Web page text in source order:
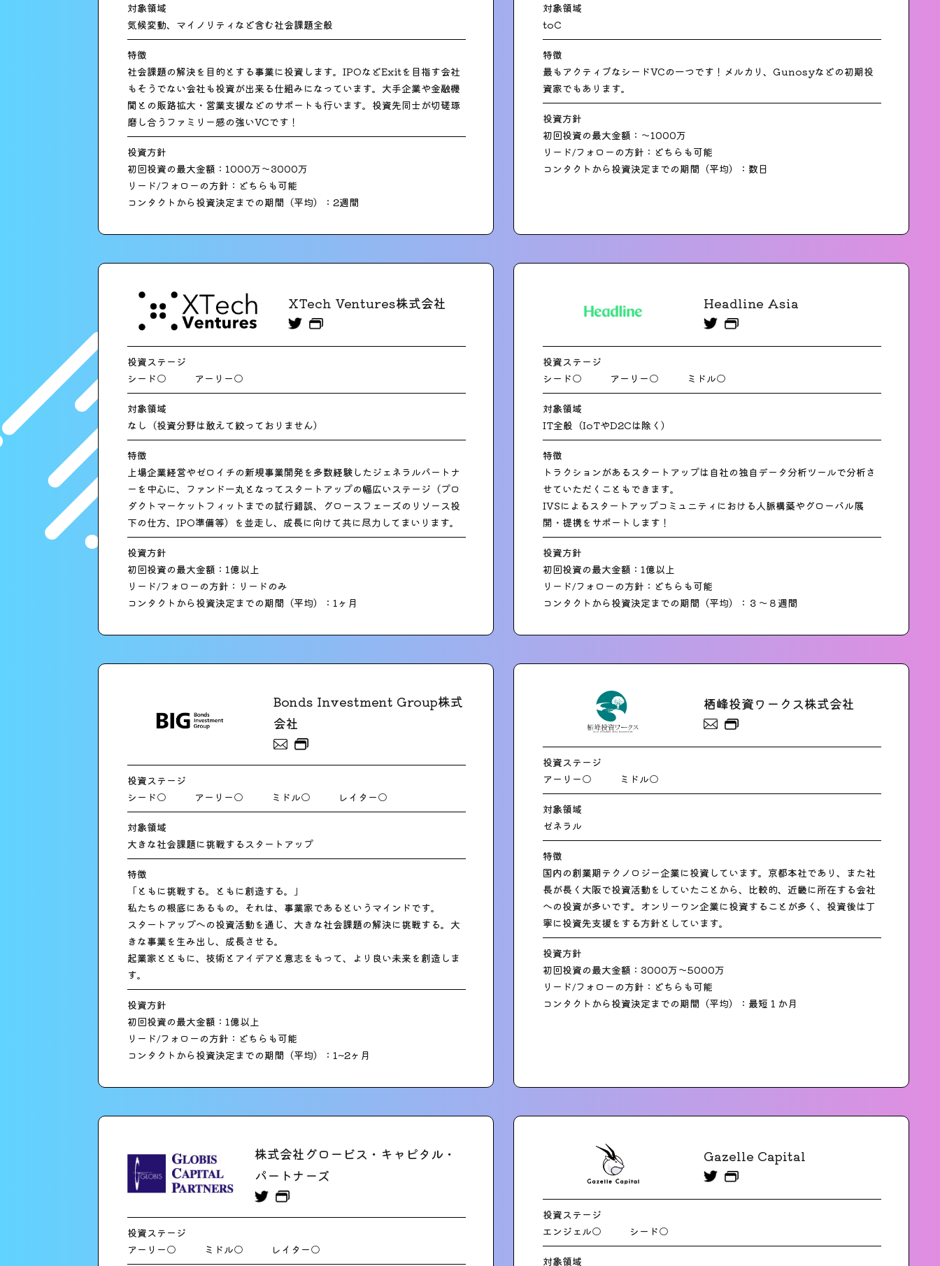
対象領域
気候変動、マイノリティなど含む社会課題全般
特徴
社会課題の解決を目的とする事業に投資します。IPOなどExitを目指す会社
もそうでない会社も投資が出来る仕組みになっています。大手企業や金融機
関との販路拡大・営業支援などのサポートも行います。投資先同士が切磋琢
磨し合うファミリー感の強いVCです！
投資方針
初回投資の最大金額：1000万〜3000万
リード/フォローの方針：どちらも可能
コンタクトから投資決定までの期間（平均）：2週間
対象領域
toC
特徴
最もアクティブなシードVCの一つです！メルカリ、Gunosyなどの初期投
資家でもあります。
投資方針
初回投資の最大金額：〜1000万
リード/フォローの方針：どちらも可能
コンタクトから投資決定までの期間（平均）：数日
XTech Ventures株式会社
投資ステージ
シード○
アーリー○
対象領域
なし（投資分野は敢えて絞っておりません）
特徴
上場企業経営やゼロイチの新規事業開発を多数経験したジェネラルパートナ
ーを中心に、ファンド一丸となってスタートアップの幅広いステージ（プロ
ダクトマーケットフィットまでの試行錯誤、グロースフェーズのリソース投
下の仕方、IPO準備等）を並走し、成長に向けて共に尽力してまいります。
投資方針
初回投資の最大金額：1億以上
リード/フォローの方針：リードのみ
コンタクトから投資決定までの期間（平均）：1ヶ月
Headline Asia
投資ステージ
シード○
アーリー○ ミドル○
対象領域
IT全般（IoTやD2Cは除く）
特徴
トラクションがあるスタートアップは自社の独自データ分析ツールで分析さ
せていただくこともできます。
IVSによるスタートアップコミュニティにおける人脈構築やグローバル展
開・提携をサポートします！
投資方針
初回投資の最大金額：1億以上
リード/フォローの方針：どちらも可能
コンタクトから投資決定までの期間（平均）：３〜８週間
Bonds Investment Group株式
会社
投資ステージ
シード○
アーリー○ ミドル○ レイター○
対象領域
大きな社会課題に挑戦するスタートアップ
特徴
「ともに挑戦する。ともに創造する。」
私たちの根底にあるもの。それは、事業家であるというマインドです。
スタートアップへの投資活動を通じ、大きな社会課題の解決に挑戦する。大
きな事業を生み出し、成長させる。
起業家とともに、技術とアイデアと意志をもって、より良い未来を創造しま
す。
投資方針
初回投資の最大金額：1億以上
リード/フォローの方針：どちらも可能
コンタクトから投資決定までの期間（平均）：1~2ヶ月
栖峰投資ワークス株式会社
投資ステージ
アーリー○
ミドル○
対象領域
ゼネラル
特徴
国内の創業期テクノロジー企業に投資しています。京都本社であり、また社
長が長く大阪で投資活動をしていたことから、比較的、近畿に所在する会社
への投資が多いです。オンリーワン企業に投資することが多く、投資後は丁
寧に投資先支援をする方針としています。
投資方針
初回投資の最大金額：3000万〜5000万
リード/フォローの方針：どちらも可能
コンタクトから投資決定までの期間（平均）：最短１か月
株式会社グロービス・キャピタル・
パートナーズ
投資ステージ
アーリー○
ミドル○ レイター○
Gazelle Capital
投資ステージ
エンジェル○
シード○
対象領域